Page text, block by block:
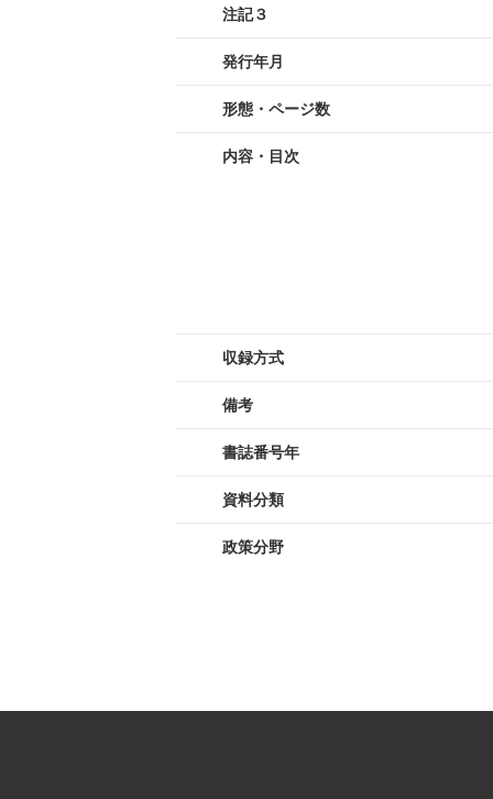
注記３
発行年月
形態・ページ数
内容・目次
収録方式
備考
書誌番号年
資料分類
政策分野